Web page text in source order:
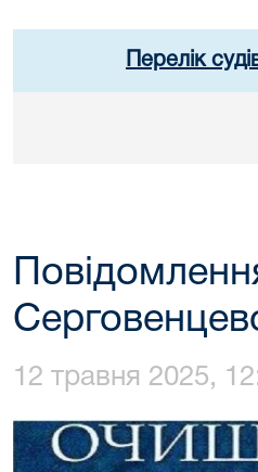
Перелік
12 травня 2025,